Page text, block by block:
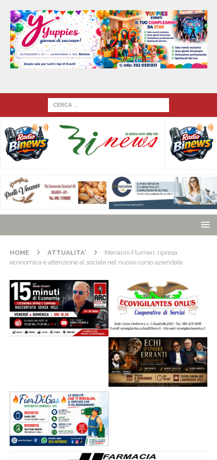
HOME ATTUALITA'
Menarini Flumeri: ripresa
economica e attenzione al sociale nel nuovo corso aziendale